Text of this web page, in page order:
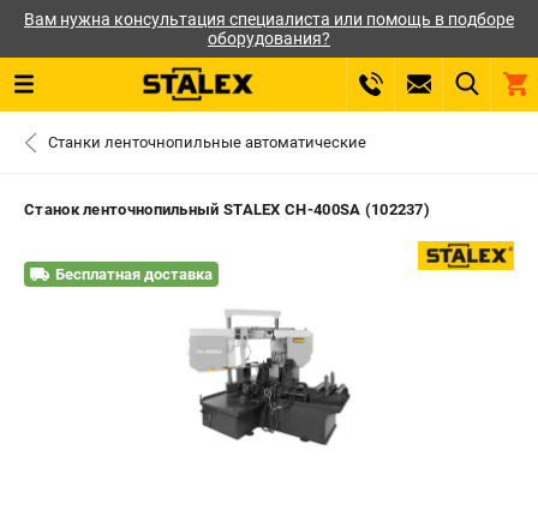
Вам нужна консультация специалиста или помощь в подборе
оборудования?
ВХОД ИЛИ РЕГИСТРАЦИЯ
ЗАКАЗАТЬ ЗАПЧАСТЬ
+7 (812) 564-50-74 - ЗАКАЗ ИЗДЕЛИЙ
САНКТ-ПЕТЕРБУРГ
0 ₽
Станки ленточнопильные автоматические
Станок ленточнопильный STALEX CH-400SА (102237)
Бесплатная доставка